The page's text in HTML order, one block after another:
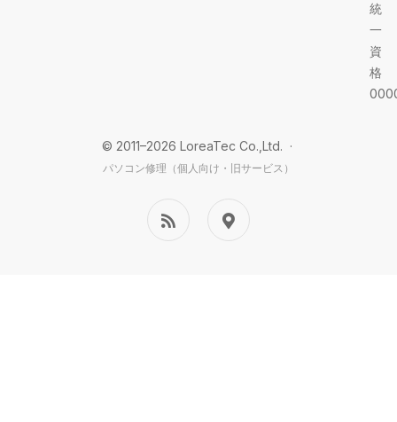
統
一
資
格
© 2011–2026 LoreaTec Co.,Ltd. ·
パソコン修理（個人向け・旧サービス）